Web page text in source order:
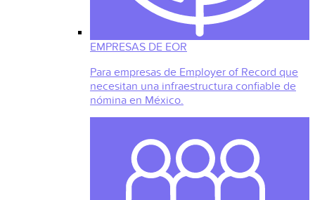
EMPRESAS DE EOR
Para empresas de Employer of Record que
necesitan una infraestructura confiable de
nómina en México.